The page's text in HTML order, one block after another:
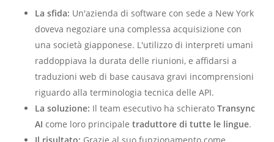
La sfida: Un'azienda di software con sede a New York
doveva negoziare una complessa acquisizione con
una società giapponese. L'utilizzo di interpreti umani
raddoppiava la durata delle riunioni, e affidarsi a
traduzioni web di base causava gravi incomprensioni
riguardo alla terminologia tecnica delle API.
La soluzione: Il team esecutivo ha schierato Transync
AI come loro principale traduttore di tutte le lingue.
Il risultato: Grazie al suo funzionamento come